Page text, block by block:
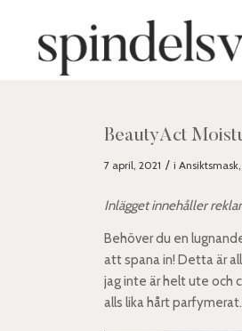
BeautyAct
7 april, 2021 / iAnsiktsmask
Inlägget innehåller
Behöver du en
att spana in! Detta är
jag inte är helt ute och
alls lika hårt